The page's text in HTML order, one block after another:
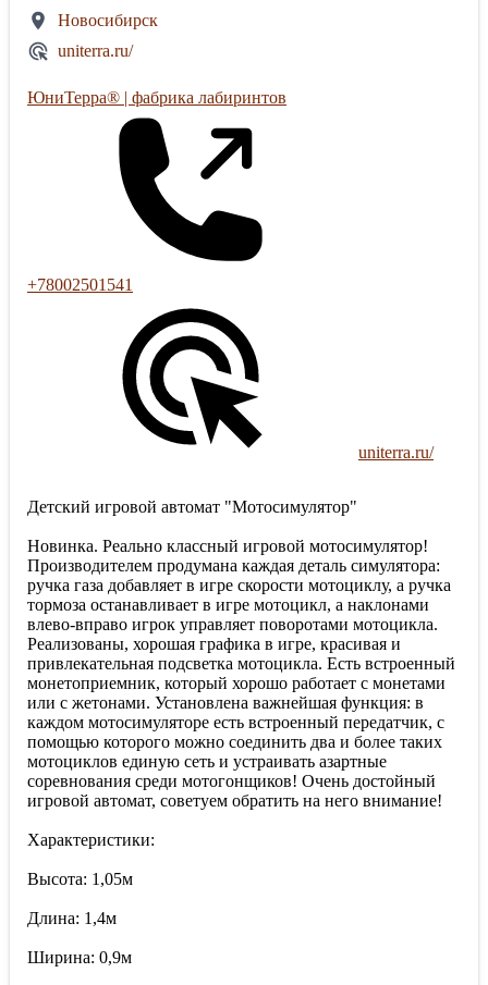
Новосибирск
uniterra.ru/
ЮниТерра® | фабрика лабиринтов
+78002501541
uniterra.ru/
Детский игровой автомат "Мотосимулятор"
Новинка. Реально классный игровой мотосимулятор!
Производителем продумана каждая деталь симулятора:
ручка газа добавляет в игре скорости мотоциклу, а ручка
тормоза останавливает в игре мотоцикл, а наклонами
влево-вправо игрок управляет поворотами мотоцикла.
Реализованы, хорошая графика в игре, красивая и
привлекательная подсветка мотоцикла. Есть встроенный
монетоприемник, который хорошо работает с монетами
или с жетонами. Установлена важнейшая функция: в
каждом мотосимуляторе есть встроенный передатчик, с
помощью которого можно соединить два и более таких
мотоциклов единую сеть и устраивать азартные
соревнования среди мотогонщиков! Очень достойный
игровой автомат, советуем обратить на него внимание!
Характеристики:
Высота: 1,05м
Длина: 1,4м
Ширина: 0,9м